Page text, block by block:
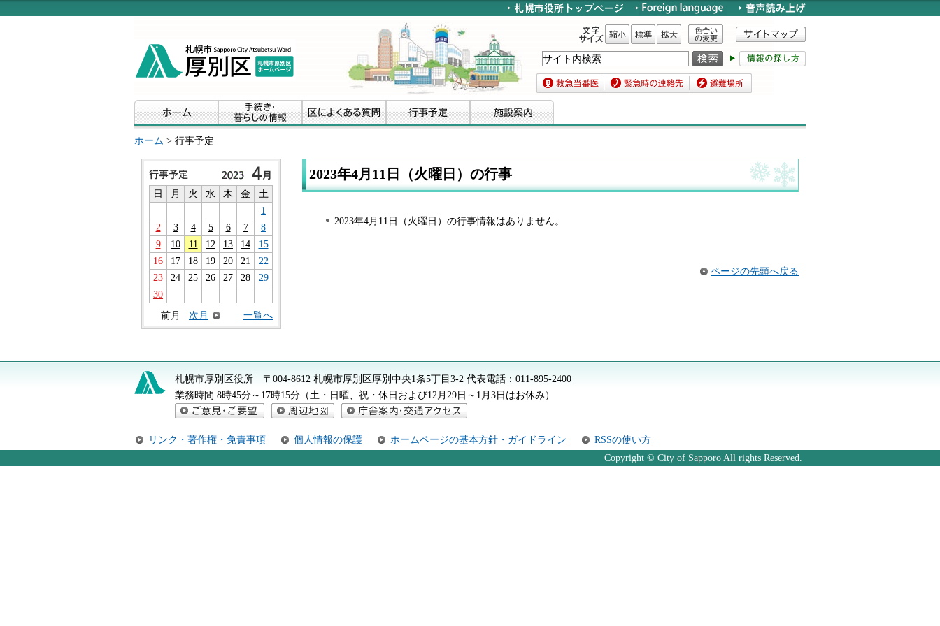
文字サイズ 縮小 標準 拡大
色合いの変更
救急当番医 緊急時の連絡先 避難場所
ホーム > 行事予定
日 月 火 水 木 金
土
1
2
3 4 5 6 7
8
9
10 11 12 13 14
15
16
17 18 19 20 21
22
23
24 25 26 27 28
29
30
前月
次月 一覧へ
2023年4月11日（火曜日）の行事
2023年4月11日（火曜日）の行事情報はありません。
ページの先頭へ戻る
札幌市厚別区役所 〒004-8612 札幌市厚別区厚別中央1条5丁目3-2 代表電話： 011-895-2400
業務時間 8時45分～17時15分（土・日曜、祝・休日および12月29日～1月3日はお休み）
ご意見・ご要望
周辺地図 庁舎案内・交通アクセス
リンク・著作権・免責事項 個人情報の保護 ホームページの基本方針・ガイドライン
RSSの使い方
Copyright © City of Sapporo All rights Reserved.